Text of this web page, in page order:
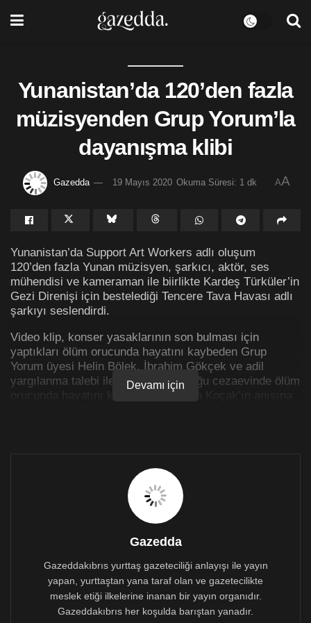
Yunanistan’da 120’den fazla
müzisyenden Grup Yorum’la
dayanışma klibi
Gazedda 19 Mayıs 2020 Okuma Süresi: 1 dk AA
Yunanistan’da Support Art Workers adlı oluşum
120’den fazla Yunan müzisyen, şarkıcı, aktör, ses
mühendisi ve kameraman ile biirlikte Kardeş Türküler’in
Gezi Direnişi için bestelediği Tencere Tava Havası adlı
şarkıyı seslendirdi.
Video klip, konser yasaklarının son bulması için
yaptıkları ölüm orucunda hayatını kaybeden Grup
Yorum üyesi Helin Bölek, İbrahim Gökçek ve adil
yargılanma talebi ile tutuklu bulunduğu cezaevinde ölüm
orucunda hayatını kaybeden Mustafa Koçak’ın anısına
Devamı için
Gazedda
Gazeddakıbrıs yurttaş gazeteciliği anlayışı ile yayın
yapan, yurttaştan yana taraf olan ve gazetecilikte
meslek etiği ilkelerine inanan bir yayın organıdır.
Gazeddakıbrıs her koşulda barıştan yanadır.